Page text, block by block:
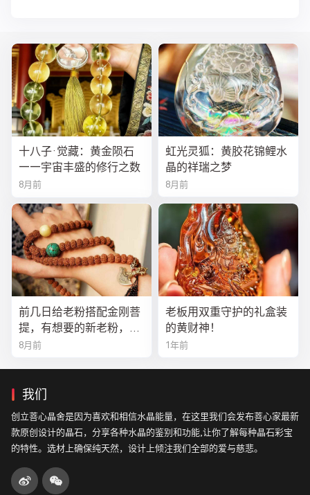
十八子·觉藏：黄金陨石
——宇宙丰盛的修行之数
8月前
虹光灵狐：黄胶花锦鲤水
晶的祥瑞之梦
8月前
前几日给老粉搭配金刚菩
提，有想要的新老粉，都
可以来排队
8月前
老板用双重守护的礼盒装
的黄财神！
1年前
我们
创立菩心晶舍是因为喜欢和相信水晶能量，在这里我们会发布菩心家最新
款原创设计的晶石，分享各种水晶的鉴别和功能,让你了解每种晶石彩宝
的特性。选材上确保纯天然，设计上倾注我们全部的爱与慈悲。